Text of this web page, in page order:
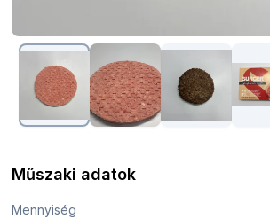
Műszaki adatok
Mennyiség